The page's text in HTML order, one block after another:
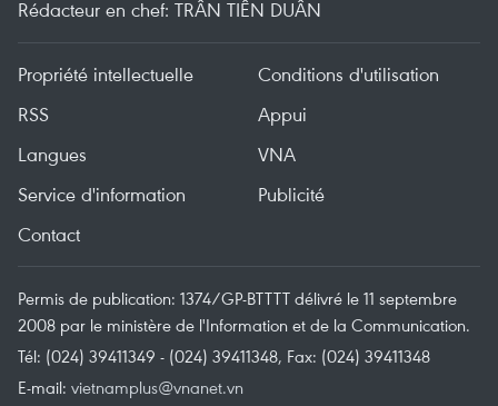
Rédacteur en chef: TRÂN TIÊN DUÂN
Propriété intellectuelle
Conditions d'utilisation
RSS
Appui
Langues
VNA
Service d'information
Publicité
Contact
Permis de publication: 1374/GP-BTTTT délivré le 11 septembre
2008 par le ministère de l'Information et de la Communication.
Tél: (024) 39411349 - (024) 39411348, Fax: (024) 39411348
E-mail: vietnamplus@vnanet.vn